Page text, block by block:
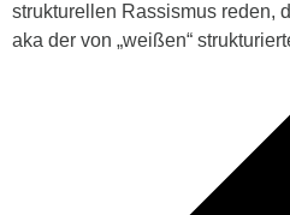
strukturellen Rassismus reden,
aka der von „weißen“